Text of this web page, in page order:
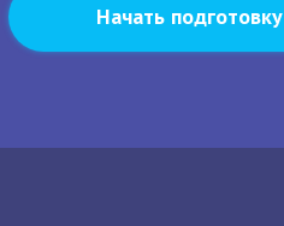
Начать подготовку